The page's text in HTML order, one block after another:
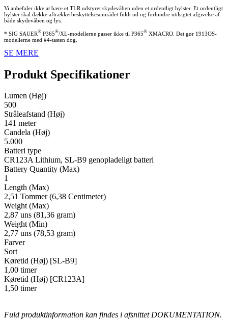
Vi anbefaler ikke at bære et TLR udstyret skydevåben uden et ordentligt hylster. Et ordentligt
hylster skal dække aftrækkerbeskyttelsesområdet fuldt ud og forhindre utilsigtet afgivelse af
både skydevåben og lys.
* SIG SAUER® P365®/XL-modellerne passer ikke til P365® XMACRO. Det gør 1913OS-
modellerne med #4-tasten dog.
SE MERE
Produkt Specifikationer
Lumen (Høj)
500
Stråleafstand (Høj)
141 meter
Candela (Høj)
5.000
Batteri type
CR123A Lithium, SL-B9 genopladeligt batteri
Battery Quantity (Max)
1
Length (Max)
2,51 Tommer (6,38 Centimeter)
Weight (Max)
2,87 uns (81,36 gram)
Weight (Min)
2,77 uns (78,53 gram)
Farver
Sort
Køretid (Høj) [SL-B9]
1,00 timer
Køretid (Høj) [CR123A]
1,50 timer
Fuld produktinformation kan findes i afsnittet DOKUMENTATION.